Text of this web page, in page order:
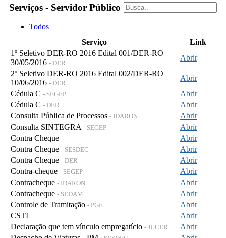
Serviços - Servidor Público
Todos
Serviço
Link
1º Seletivo DER-RO 2016 Edital 001/DER-RO
30/05/2016 - DER
Abrir
2º Seletivo DER-RO 2016 Edital 002/DER-RO
10/06/2016 - DER
Abrir
Cédula C - SEGEP
Abrir
Cédula C - DER
Abrir
Consulta Pública de Processos - IDARON
Abrir
Consulta SINTEGRA - SEGEP
Abrir
Contra Cheque
Abrir
Contra Cheque - SESDEC
Abrir
Contra Cheque - DER
Abrir
Contra-cheque - SEGEP
Abrir
Contracheque - IDARON
Abrir
Contracheque - SEDAM
Abrir
Controle de Tramitação - PGE
Abrir
CSTI
Abrir
Declaração que tem vínculo empregatício - JUCER
Abrir